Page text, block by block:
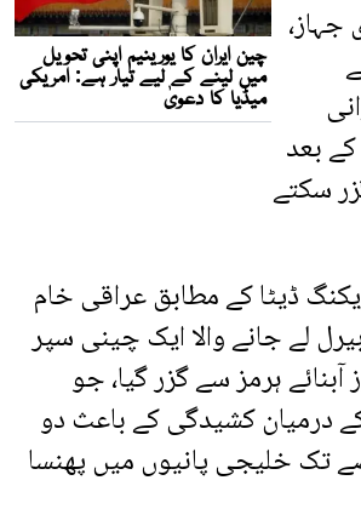
جہاز،
بعد
سکتے
ڈیٹا کے مطابق عراقی خام
لاکھ بیرل لے جانے والا ایک چینی سپر
ہرمز سے گزر گیا، جو
کے درمیان کشیدگی کے باعث دو
تک خلیجی پانیوں میں پھنسا